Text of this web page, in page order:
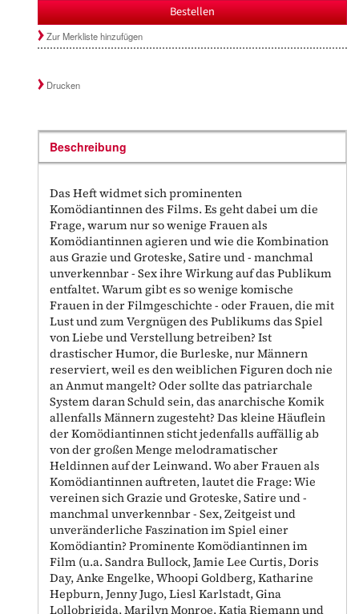
Bestellen
Zur Merkliste hinzufügen
Drucken
Beschreibung
Das Heft widmet sich prominenten
Komödiantinnen des Films. Es geht dabei um die
Frage, warum nur so wenige Frauen als
Komödiantinnen agieren und wie die Kombination
aus Grazie und Groteske, Satire und - manchmal
unverkennbar - Sex ihre Wirkung auf das Publikum
entfaltet. Warum gibt es so wenige komische
Frauen in der Filmgeschichte - oder Frauen, die mit
Lust und zum Vergnügen des Publikums das Spiel
von Liebe und Verstellung betreiben? Ist
drastischer Humor, die Burleske, nur Männern
reserviert, weil es den weiblichen Figuren doch nie
an Anmut mangelt? Oder sollte das patriarchale
System daran Schuld sein, das anarchische Komik
allenfalls Männern zugesteht? Das kleine Häuflein
der Komödiantinnen sticht jedenfalls auffällig ab
von der großen Menge melodramatischer
Heldinnen auf der Leinwand. Wo aber Frauen als
Komödiantinnen auftreten, lautet die Frage: Wie
vereinen sich Grazie und Groteske, Satire und -
manchmal unverkennbar - Sex, Zeitgeist und
unveränderliche Faszination im Spiel einer
Komödiantin? Prominente Komödiantinnen im
Film (u.a. Sandra Bullock, Jamie Lee Curtis, Doris
Day, Anke Engelke, Whoopi Goldberg, Katharine
Hepburn, Jenny Jugo, Liesl Karlstadt, Gina
Lollobrigida, Marilyn Monroe, Katja Riemann und